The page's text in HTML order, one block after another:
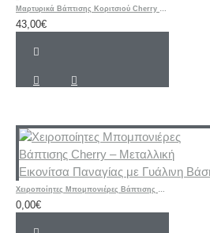
43,00€
0,00€